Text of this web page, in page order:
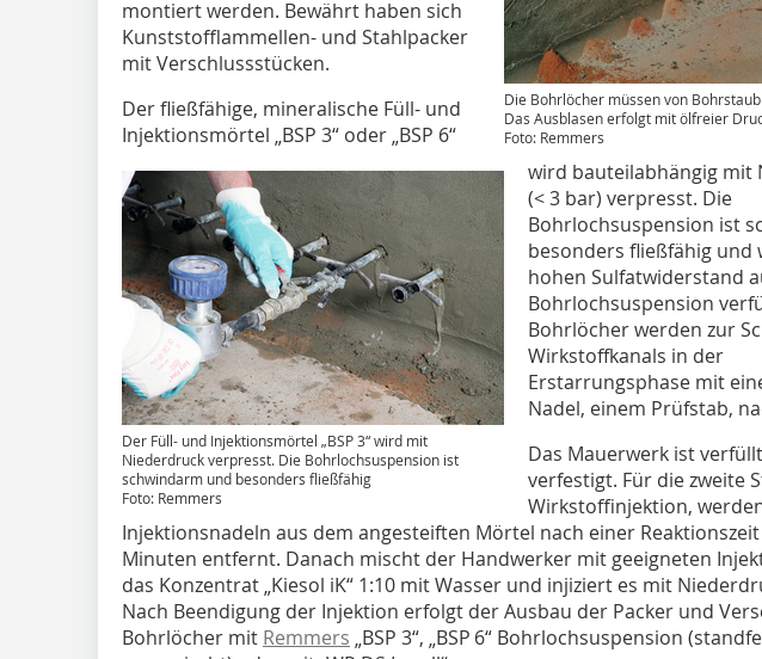
Die Bohrlöcher müssen von
Das Ausblasen erfolgt mit ölfreier
Foto: Remmers
montiert werden. Bewährt haben sich
Kunststofflammellen- und Stahlpacker
mit Verschlussstücken.
Der Füll- und Injektionsmörtel „BSP 3“ wird mit
Niederdruck verpresst. Die Bohrlochsuspension ist
schwindarm und besonders fließfähig
Foto: Remmers
Der fließfähige, mineralische Füll- und
Injektionsmörtel „BSP 3“ oder „BSP 6“
wird bauteilabhängig mit
(< 3 bar) verpresst. Die
Bohrlochsuspension ist
besonders fließfähig und
hohen Sulfatwiderstand
Bohrlochsuspension
Bohrlöcher werden zur
Wirkstoffkanals in der
Erstarrungsphase mit
Nadel, einem Prüfstab,
Das Mauerwerk ist
verfestigt. Für die zweite
Wirkstoffinjektion,
Injektionsnadeln aus dem angesteiften Mörtel nach einer
Minuten entfernt. Danach mischt der Handwerker mit geeigneten
das Konzentrat „Kiesol iK“ 1:10 mit Wasser und injiziert es mit
Nach Beendigung der Injektion erfolgt der Ausbau der Packer und
Bohrlöcher mit Remmers „BSP 3“, „BSP 6“ Bohrlochsuspension